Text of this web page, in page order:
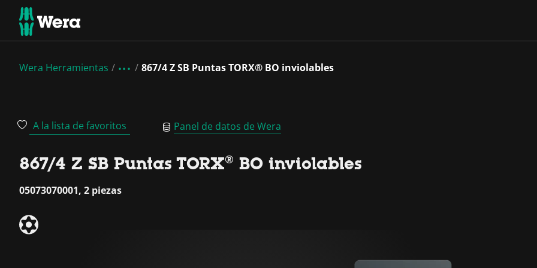
Wera Herramientas 867/4 Z SB Puntas TORX® BO inviolables
A la lista de favoritos Panel de datos de Wera
867/4 Z SB Puntas TORX® BO inviolables
05073070001, 2 piezas